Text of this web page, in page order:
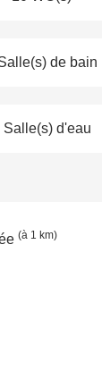
de bain
Salle(s) d'eau
(à 1 km)